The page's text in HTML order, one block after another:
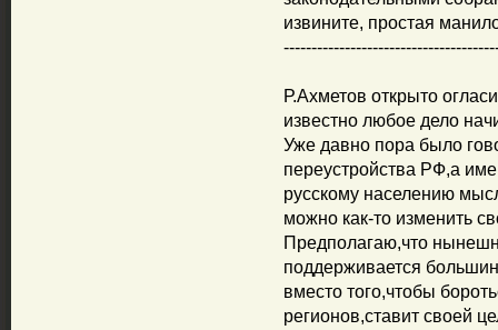
извините, простая
Р.Ахметов открыто
известно любое дело
Уже давно пора было
переустройства РФ,а
русскому населению
можно как-то изменить
Предполагаю,что
поддерживается
вместо того,чтобы
регионов,ставит своей